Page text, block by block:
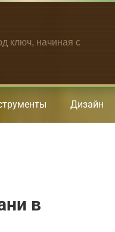
ключ, начиная с
Дизайн
в